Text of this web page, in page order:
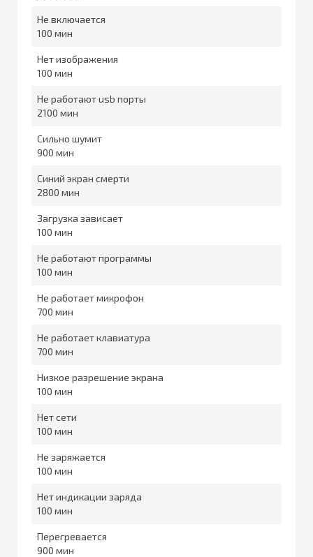
Не включается
100
Нет изображения
100
Не работают usb порты
2100
Сильно шумит
900
Синий экран смерти
2800
Загрузка зависает
100
Не работают программы
100
Не работает микрофон
700
Не работает клавиатура
700
Низкое разрешение экрана
100
Нет сети
100
Не заряжается
100
Нет индикации заряда
100
Перегревается
900